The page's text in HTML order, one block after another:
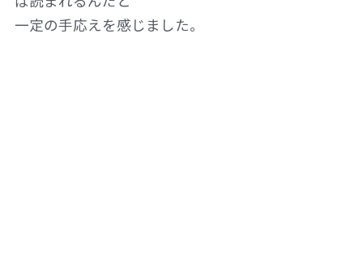
一定の手応えを感じました。